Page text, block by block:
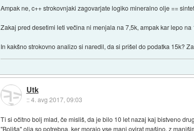
Ampak ne, c++ strokovnjaki zagovarjate logiko mineralno olje ==
Zakaj pred desetimi leti večina ni menjala na 7,5k, ampak kar lepo
In kakšno strokovno analizo si naredil, da si prišel do podatka 15k?
Utk
::4. avg 2017, 09:03
Ti si očitno bolj mlad, če misliš, da je bilo 10 let nazaj kaj bistveno
"Boljša" olja so potrebna, ker morajo vse manj ovirat mašino, z